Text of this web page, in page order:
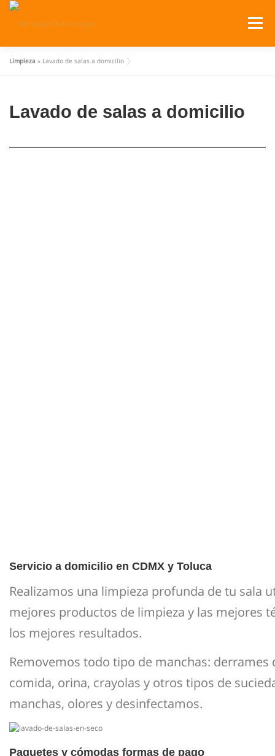
Saltar
contenido
Menú
¿DÓNDE ESTAMOS? CATÁLOGOS CARRITO
Limpieza » Lavado de salas a domicilio
Lavado de salas a domicilio
Servicio a domicilio en CDMX y Toluca
Realizamos una limpieza profunda de tu sala
mejores productos de limpieza y las mejores
los mejores resultados.
Removemos todo tipo de manchas: derrames
comida, orina, crayolas y otros tipos de
manchas, olores y desinfectamos.
Paquetes y cómodas formas de pago